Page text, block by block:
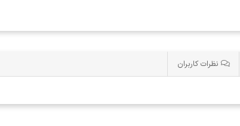
نظرات کاربران